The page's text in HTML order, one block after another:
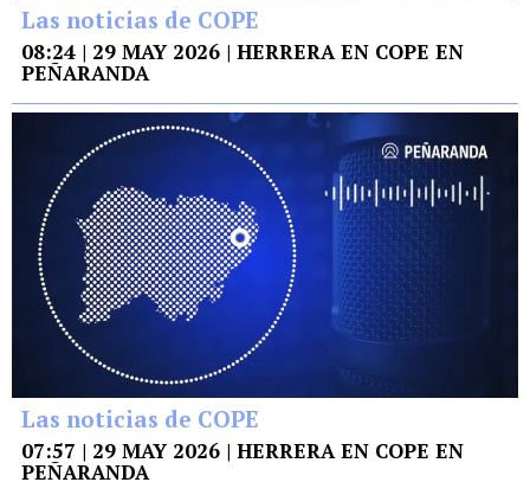
Las noticias de COPE
08:24 | 29 MAY 2026 | HERRERA EN COPE EN
PEÑARANDA
Las noticias de COPE
07:57 | 29 MAY 2026 | HERRERA EN COPE EN
PEÑARANDA